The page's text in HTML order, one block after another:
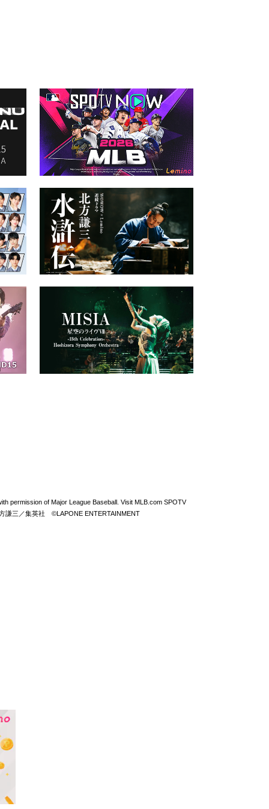
of Major League Baseball. Visit MLB.com SPOTV
謙三／集英社 ©LAPONE ENTERTAINMENT